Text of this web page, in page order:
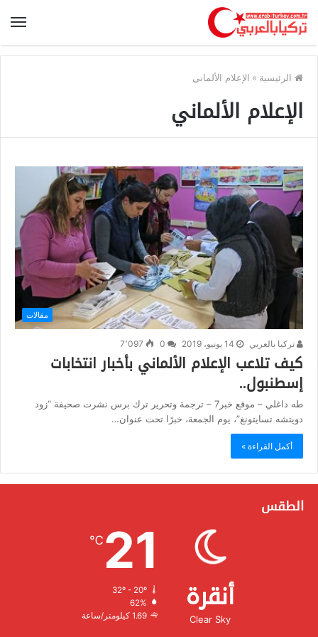
الرئيسية » الإعلام الألماني
الإعلام الألماني
مقالات
تركيا بالعربي 14 يونيو، 2019 7٬097
كيف تلاعب الإعلام الألماني بأخبار انتخابات
إسطنبول..
طه داغلي – موقع خبر7 – ترجمة وتحرير ترك برس نشرت صحيفة “زود
دويتشه تسايتونغ”، يوم الجمعة، خبرًا تحت عنوان…
أكمل القراءة »
الطقس
أنقرة
Clear Sky
21
℃
32º - 20º
الرطوبة:
الرياح:1.69 كيلومتر/ساعة